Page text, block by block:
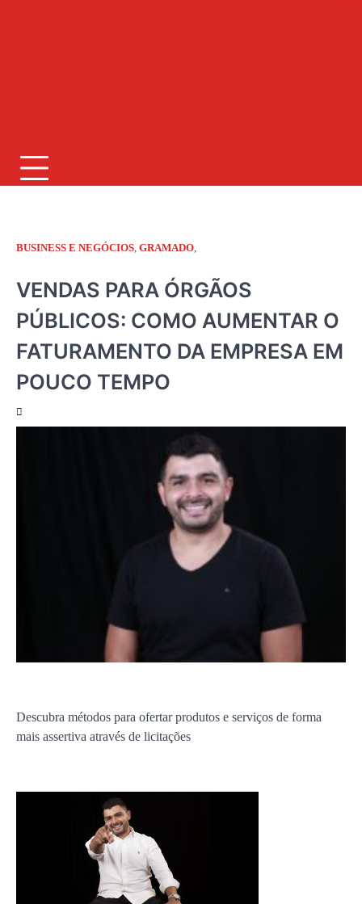
BUSINESS E NEGÓCIOS, GRAMADO,
VENDAS PARA ÓRGÃOS
PÚBLICOS: COMO AUMENTAR O
FATURAMENTO DA EMPRESA EM
POUCO TEMPO
Descubra métodos para ofertar produtos e serviços de forma
mais assertiva através de licitações